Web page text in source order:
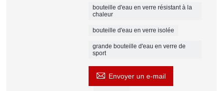
bouteille d'eau en verre résistant à la
chaleur
bouteille d'eau en verre isolée
grande bouteille d'eau en verre de
sport
 Envoyer un e-mail